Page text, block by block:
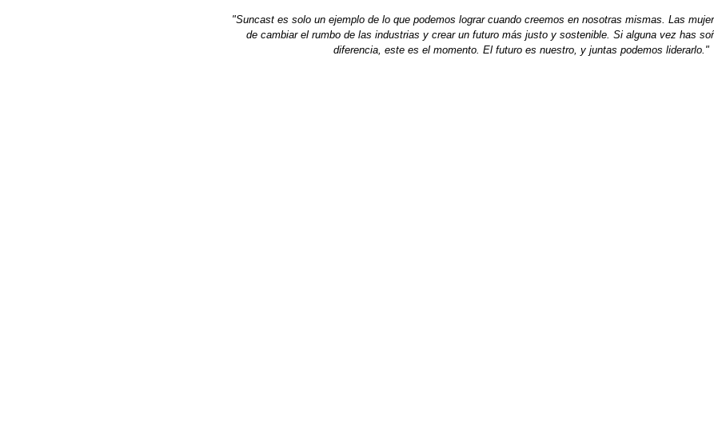
"Suncast es solo un ejemplo de lo que podemos lograr cuando creemos en nosotras mismas. Las
de cambiar el rumbo de las industrias y crear un futuro más justo y sostenible. Si alguna vez has
diferencia, este es el momento. El futuro es nuestro, y juntas podemos liderarlo."